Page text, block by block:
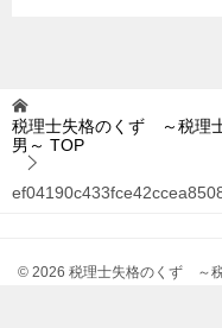
税理士失格のくず ～税理
男～ TOP
© 2026 税理士失格のくず ～